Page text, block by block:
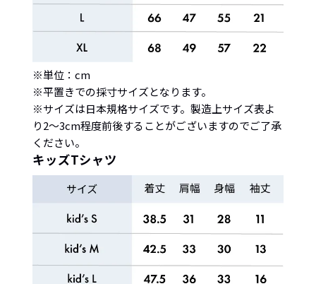
※単位：cm
※平置きでの採寸サイズとなります。
※サイズは日本規格サイズです。製造上サイズ表よ
り2〜3cm程度前後することがございますのでご了承
ください。
キッズTシャツ